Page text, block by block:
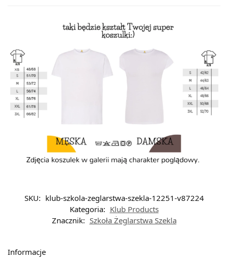
SKU: klub-szkola-zeglarstwa-szekla-12251-v87224
Kategoria: Klub Products
Znacznik: Szkoła Żeglarstwa Szekla
Informacje